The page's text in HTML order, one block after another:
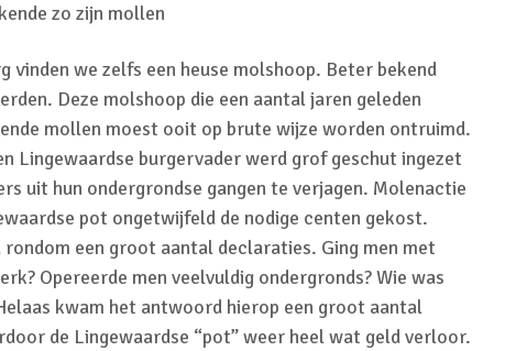
zo zijn mollen
vinden we zelfs een heuse molshoop. Beter bekend
Deze molshoop die een aantal jaren geleden
mollen moest ooit op brute wijze worden ontruimd.
Lingewaardse burgervader werd grof geschut ingezet
uit hun ondergrondse gangen te verjagen. Molenactie
pot ongetwijfeld de nodige centen gekost.
een groot aantal declaraties. Ging men met
Opereerde men veelvuldig ondergronds? Wie was
kwam het antwoord hierop een groot aantal
de Lingewaardse “pot” weer heel wat geld verloor.